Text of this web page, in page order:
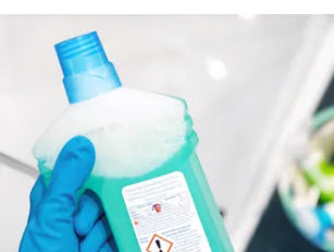
Kurse & Veranstaltungen
Sichere Produkte
Rechtsfragen & Gerichtsentscheide
Sicherheitsdelegierte & Gemeinden
Kontakt & Beratung